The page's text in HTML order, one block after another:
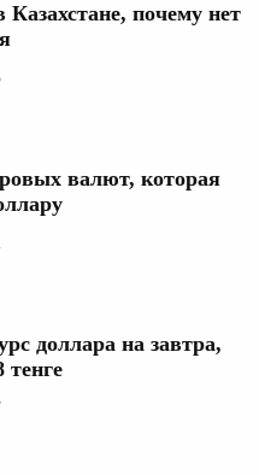
почему нет
валют, которая
доллара на завтра,